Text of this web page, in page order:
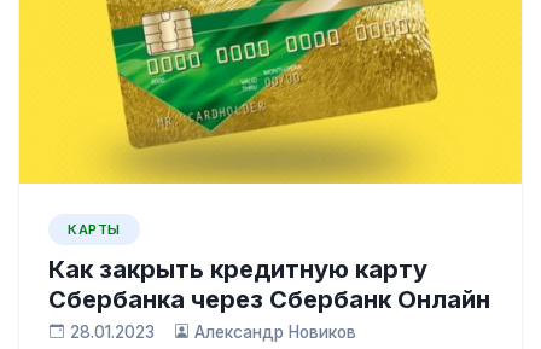
КАРТЫ
Как закрыть кредитную карту
Сбербанка через Сбербанк Онлайн
28.01.2023 Александр Новиков